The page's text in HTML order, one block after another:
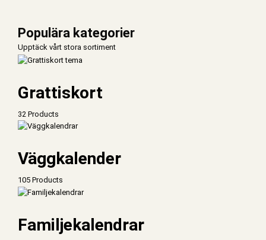
Populära kategorier
Upptäck vårt stora sortiment
Grattiskort
32 Products
Väggkalender
105 Products
Familjekalendrar